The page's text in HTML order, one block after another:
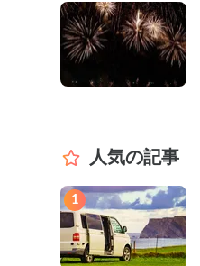
人気の記事
1